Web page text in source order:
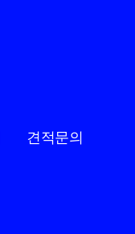
견적문의